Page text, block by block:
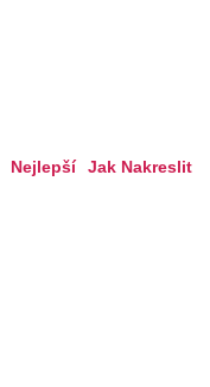
Nejlepší Jak Nakreslit